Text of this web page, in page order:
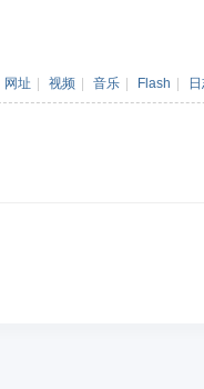
网址 视频 音乐 Flash